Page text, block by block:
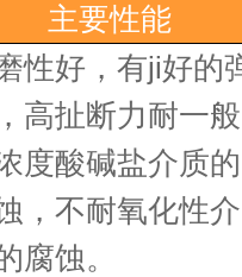
主要性能
性好，有ji好的
高扯断力耐一般
度酸碱盐介质的
，不耐氧化性介
腐蚀。